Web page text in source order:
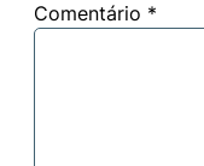
Comentário *